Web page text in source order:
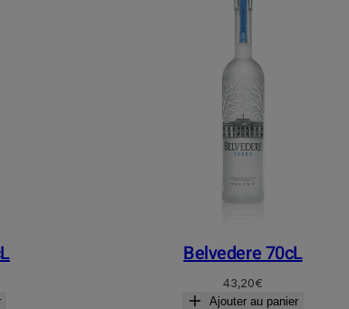
Belvedere 70cL
43,20€
Ajouter au panier